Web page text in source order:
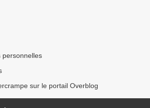
personnelles
sur le portail Overblog